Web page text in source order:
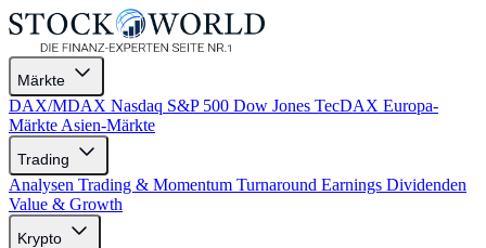
Märkte
DAX/MDAX Nasdaq S&P 500 Dow Jones TecDAX Europa-
Märkte Asien-Märkte
Trading
Analysen Trading & Momentum Turnaround Earnings Dividenden
Value & Growth
Krypto